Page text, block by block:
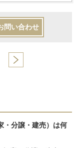
問い合わせ
・分譲・建売）は何